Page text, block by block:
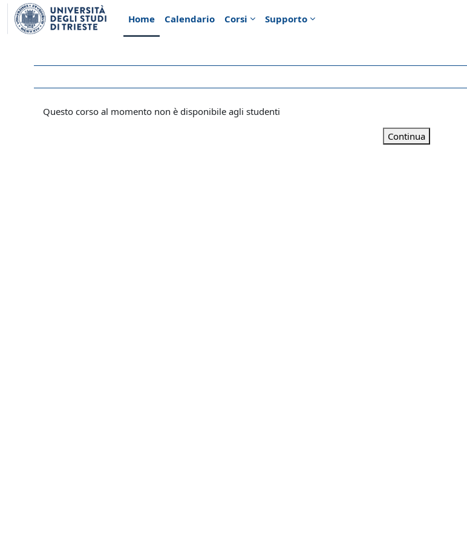
Vai al contenuto principale
Home
Calendario Corsi Supporto
Questo corso al momento non è disponibile agli studenti
Continua